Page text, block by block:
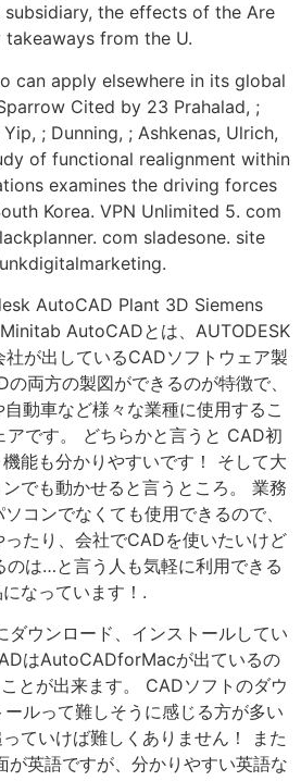
the effects of the Are
takeaways from the U.
can apply elsewhere in its global
Cited by 23 Prahalad, ;
; Dunning, ; Ashkenas, Ulrich,
of functional realignment within
examines the driving forces
Korea. VPN Unlimited 5. com
com sladesone. site
AutoCAD Plant 3D Siemens
AutoCADとは、AUTODESK
が出しているCADソフトウェア製
両方の製図ができるのが特徴で、
動車など様々な業種に使用するこ
アです。 どちらかと言うと CAD初
能も分かりやすいです！ そして大
でも動かせると言うところ。 業務
コンでなくても使用できるので、
たり、会社でCADを使いたいけど
のは…と言う人も気軽に利用できる
なっています！.
ウンロード、インストールしてい
はAutoCADforMacが出ているの
とが出来ます。 CADソフトのダウ
ルって難しそうに感じる方が多い
ていけば難しくありません！ また
が英語ですが、分かりやすい英語な